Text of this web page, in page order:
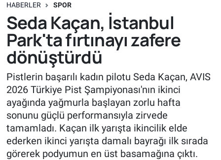
HABERLER SPOR
Seda Kaçan, İstanbul
Park'ta fırtınayı zafere
dönüştürdü
Pistlerin başarılı kadın pilotu Seda Kaçan, AVIS
2026 Türkiye Pist Şampiyonası'nın ikinci
ayağında yağmurla başlayan zorlu hafta
sonunu güçlü performansıyla zirvede
tamamladı. Kaçan ilk yarışta ikincilik elde
ederken ikinci yarışta damalı bayrağı ilk sırada
görerek podyumun en üst basamağına çıktı.
Süper Lig Puan Durumu ve Fikstür
Tüm Manşetler
Son Dakika Haberleri
Haber Arşivi